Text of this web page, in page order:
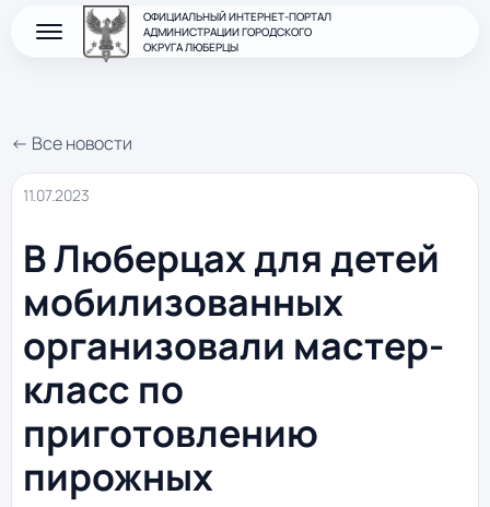
ОФИЦИАЛЬНЫЙ ИНТЕРНЕТ-ПОРТАЛ
АДМИНИСТРАЦИИ ГОРОДСКОГО
ОКРУГА ЛЮБЕРЦЫ
← Все новости
11.07.2023
В Люберцах для детей
мобилизованных
организовали мастер-
класс по
приготовлению
пирожных